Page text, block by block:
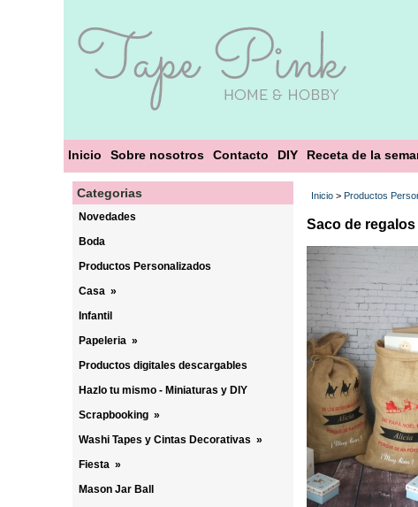
Inicio Sobre nosotros Contacto DIY Receta de la
Categorias
Novedades
Boda
Productos Personalizados
Casa »
Infantil
Papeleria »
Productos digitales descargables
Hazlo tu mismo - Miniaturas y DIY
Scrapbooking »
Washi Tapes y Cintas Decorativas »
Fiesta »
Mason Jar Ball
Inicio > Productos
Saco de